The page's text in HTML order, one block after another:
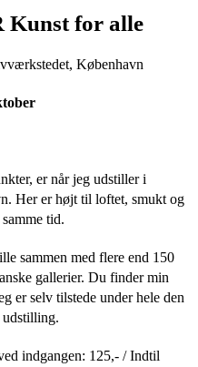
Kunst for alle
København
er når jeg udstiller i
Her er højt til loftet, smukt og
tid.
sammen med flere end 150
gallerier. Du finder min
er selv tilstede under hele den
udstilling.
indgangen: 125,- / Indtil